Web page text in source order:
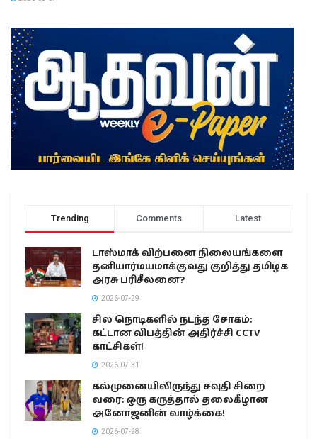
Trending Comments Latest
டாஸ்மாக் விற்பனை நிலையங்களை
தனியார்மயமாக்குவது குறித்து தமிழக
அரசு பரிசீலனை?
2026-07-29
சில நொடிகளில் நடந்த சோகம்:
கட்டான விபத்தின் அதிர்ச்சி CCTV
காட்சிகள்!
2026-07-31
கல்முனையிலிருந்து சவுதி சிறை
வரை: ஒரு கருத்தால் தலைகீழான
அனோஜனின் வாழ்க்கை!
2026-07-28